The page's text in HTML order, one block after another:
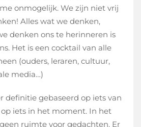
onmogelijk. We zijn niet vrij
Alles wat we denken,
denken ons te herinneren is
Het is een cocktail van alle
(ouders, leraren, cultuur,
media…)
definitie gebaseerd op iets van
iets in het moment. In het
ruimte voor gedachten. Er